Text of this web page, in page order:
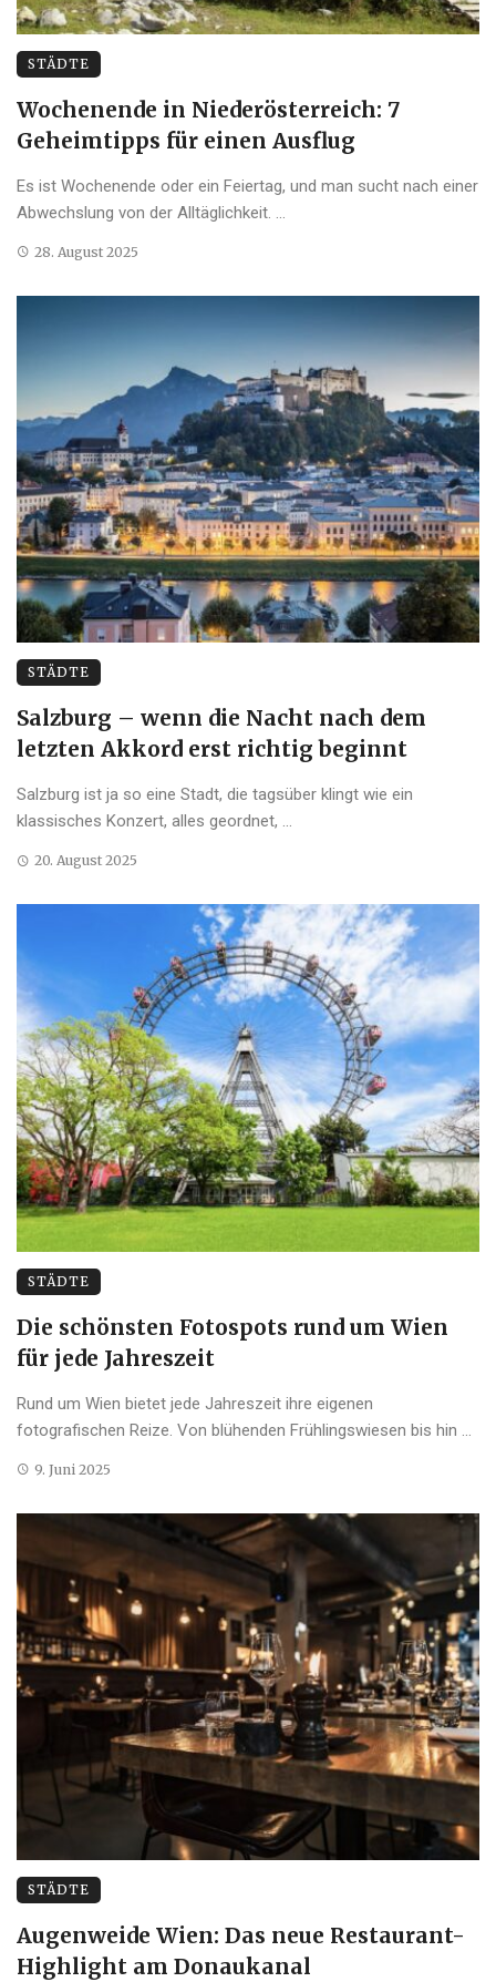
STÄDTE
Wochenende in Niederösterreich: 7
Geheimtipps für einen Ausflug
Es ist Wochenende oder ein Feiertag, und man sucht nach einer
Abwechslung von der Alltäglichkeit. ...
28. August 2025
STÄDTE
Salzburg – wenn die Nacht nach dem
letzten Akkord erst richtig beginnt
Salzburg ist ja so eine Stadt, die tagsüber klingt wie ein
klassisches Konzert, alles geordnet, ...
20. August 2025
STÄDTE
Die schönsten Fotospots rund um Wien
für jede Jahreszeit
Rund um Wien bietet jede Jahreszeit ihre eigenen
fotografischen Reize. Von blühenden Frühlingswiesen bis hin ...
9. Juni 2025
STÄDTE
Augenweide Wien: Das neue Restaurant-
Highlight am Donaukanal